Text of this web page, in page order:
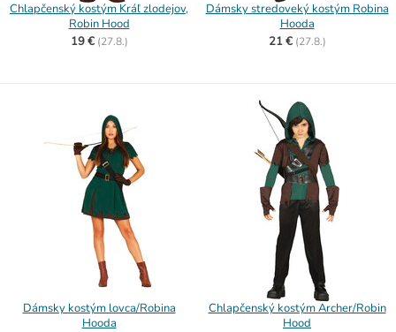
Chlapčenský kostým Kráľ zlodejov,
Robin Hood
19 € (27.8.)
Dámsky stredoveký kostým Robina
Hooda
21 € (27.8.)
Dámsky kostým lovca/Robina
Hooda
Chlapčenský kostým Archer/Robin
Hood